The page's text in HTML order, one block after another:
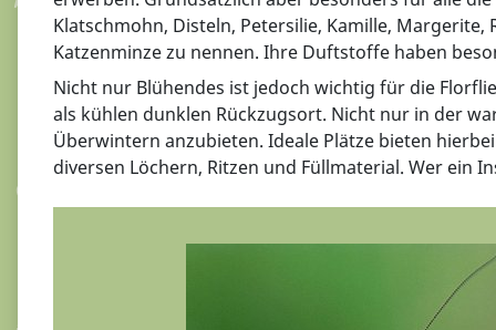
Klatschmohn, Disteln, Petersilie, Kamille,
Katzenminze zu nennen. Ihre Duftstoffe haben
Nicht nur Blühendes ist jedoch wichtig für die
als kühlen dunklen Rückzugsort. Nicht nur in der
Überwintern anzubieten. Ideale Plätze bieten
diversen Löchern, Ritzen und Füllmaterial. Wer ein